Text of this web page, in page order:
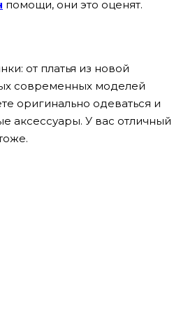
помощи, они это оценят.
от платья из новой
современных моделей
оригинально одеваться и
аксессуары. У вас отличный